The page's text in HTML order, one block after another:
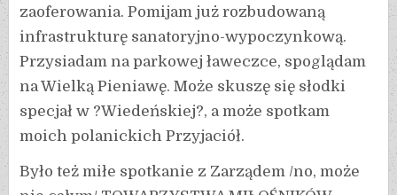
zaoferowania. Pomijam już rozbudowaną
infrastrukturę sanatoryjno-wypoczynkową.
Przysiadam na parkowej ławeczce, spoglądam
na Wielką Pieniawę. Może skuszę się słodki
specjał w ?Wiedeńskiej?, a może spotkam
moich polanickich Przyjaciół.
Było też miłe spotkanie z Zarządem /no, może